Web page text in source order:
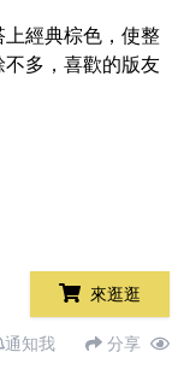
經典棕色，使整
多，喜歡的版友
來逛逛
通知我 分享